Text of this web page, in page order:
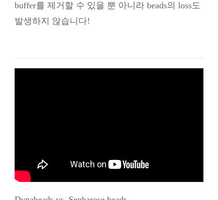
buffer를 제거할 수 있을 뿐 아니라 beads의 loss도
발생하지 않습니다!